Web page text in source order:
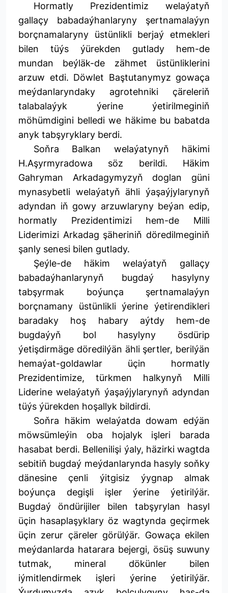
Hormatly Prezidentimiz welaýatyň
gallaçy babadaýhanlaryny şertnamalaýyn
borçnamalaryny üstünlikli berjaý etmekleri
bilen tüýs ýürekden gutlady hem-de
mundan beýläk-de zähmet üstünliklerini
arzuw etdi. Döwlet Baştutanymyz gowaça
meýdanlaryndaky agrotehniki çäreleriň
talabalaýyk ýerine ýetirilmeginiň
möhümdigini belledi we häkime bu babatda
anyk tabşyryklary berdi.
Soňra Balkan welaýatynyň häkimi
H.Aşyrmyradowa söz berildi. Häkim
Gahryman Arkadagymyzyň doglan güni
mynasybetli welaýatyň ähli ýaşaýjylarynyň
adyndan iň gowy arzuwlaryny beýan edip,
hormatly Prezidentimizi hem-de Milli
Liderimizi Arkadag şäheriniň döredilmeginiň
şanly senesi bilen gutlady.
Şeýle-de häkim welaýatyň gallaçy
babadaýhanlarynyň bugdaý hasylyny
tabşyrmak boýunça şertnamalaýyn
borçnamany üstünlikli ýerine ýetirendikleri
baradaky hoş habary aýtdy hem-de
bugdaýyň bol hasylyny ösdürip
ýetişdirmäge döredilýän ähli şertler, berilýän
hemaýat-goldawlar üçin hormatly
Prezidentimize, türkmen halkynyň Milli
Liderine welaýatyň ýaşaýjylarynyň adyndan
tüýs ýürekden hoşallyk bildirdi.
Soňra häkim welaýatda dowam edýän
möwsümleýin oba hojalyk işleri barada
hasabat berdi. Bellenilişi ýaly, häzirki wagtda
sebitiň bugdaý meýdanlarynda hasyly soňky
dänesine çenli ýitgisiz ýygnap almak
boýunça degişli işler ýerine ýetirilýär.
Bugdaý öndürijiler bilen tabşyrylan hasyl
üçin hasaplaşyklary öz wagtynda geçirmek
üçin zerur çäreler görülýär. Gowaça ekilen
meýdanlarda hatarara bejergi, ösüş suwuny
tutmak, mineral dökünler bilen
iýmitlendirmek işleri ýerine ýetirilýär.